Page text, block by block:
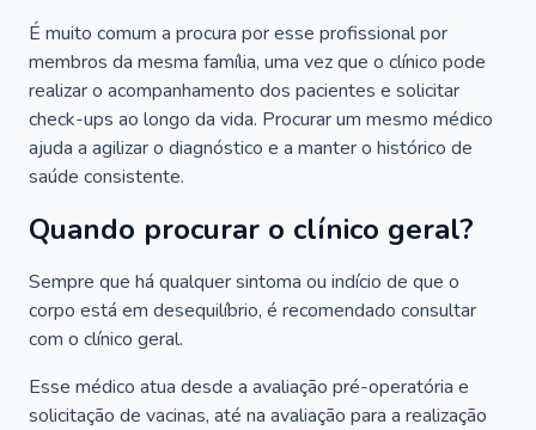
É muito comum a procura por esse profissional por
membros da mesma família, uma vez que o clínico pode
realizar o acompanhamento dos pacientes e solicitar
check-ups ao longo da vida. Procurar um mesmo médico
ajuda a agilizar o diagnóstico e a manter o histórico de
saúde consistente.
Quando procurar o clínico geral?
Sempre que há qualquer sintoma ou indício de que o
corpo está em desequilíbrio, é recomendado consultar
com o clínico geral.
Esse médico atua desde a avaliação pré-operatória e
solicitação de vacinas, até na avaliação para a realização